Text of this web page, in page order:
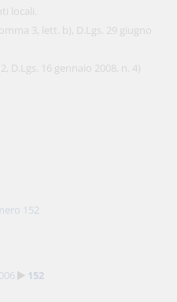
locali.
3, lett. b), D.Lgs. 29 giugno
D.Lgs. 16 gennaio 2008, n. 4)
152
152